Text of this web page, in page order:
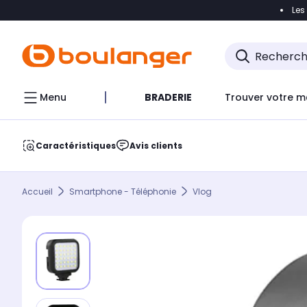
Accéder
Menu BRADERIE Trouver votre
Caractéristiques Avis clients
Accueil Smartphone - Téléphonie Vlog